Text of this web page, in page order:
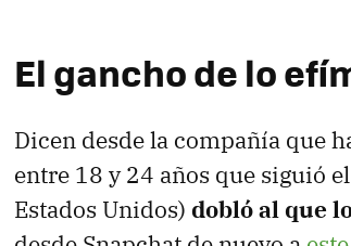
El gancho de lo
Dicen desde la compañía que
entre 18 y 24 años que siguió
Estados Unidos) dobló al que